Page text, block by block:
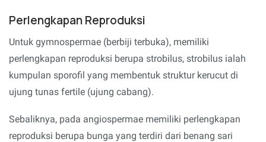
Perlengkapan Reproduksi
Untuk gymnospermae (berbiji terbuka), memiliki
perlengkapan reproduksi berupa strobilus, strobilus ialah
kumpulan sporofil yang membentuk struktur kerucut di
ujung tunas fertile (ujung cabang).
Sebaliknya, pada angiospermae memiliki perlengkapan
reproduksi berupa bunga yang terdiri dari benang sari